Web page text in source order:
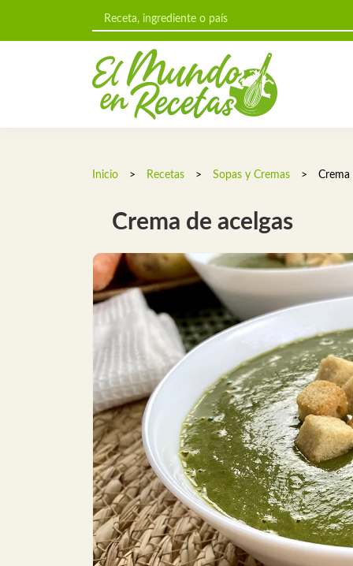
Inicio > Recetas > Sopas y Cremas > Crema
Crema de acelgas